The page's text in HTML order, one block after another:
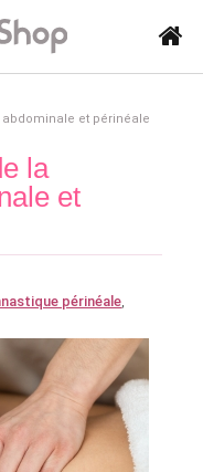
abdominale et périnéale
la
et
périnéale